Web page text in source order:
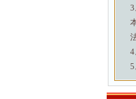
3
4
5